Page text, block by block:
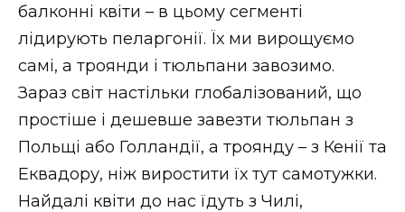
балконні квіти – в цьому сегменті
лідирують пеларгонії. Їх ми вирощуємо
самі, а троянди і тюльпани завозимо.
Зараз світ настільки глобалізований, що
простіше і дешевше завезти тюльпан з
Польщі або Голландії, а троянду – з Кенії та
Еквадору, ніж виростити їх тут самотужки.
Найдалі квіти до нас їдуть з Чилі,